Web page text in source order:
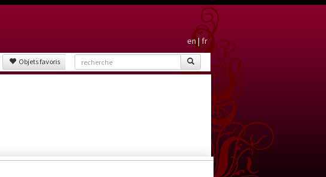
en|fr
Objets favoris